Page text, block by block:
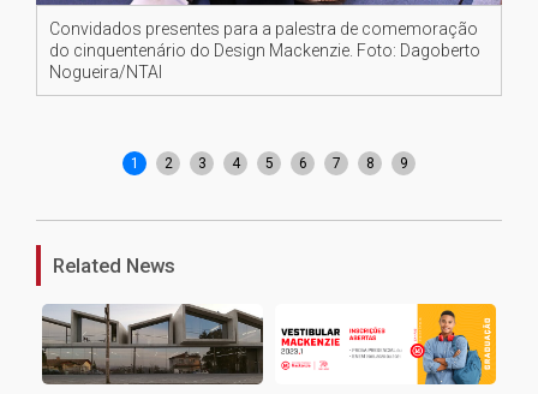
Convidados presentes para a palestra de comemoração
do cinquentenário do Design Mackenzie. Foto: Dagoberto
Nogueira/NTAI
1 2 3 4 5 6 7 8 9
Related News